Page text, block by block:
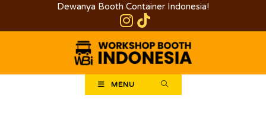
Dewanya Booth Container Indonesia!
MENU